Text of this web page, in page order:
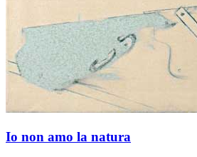
Io non amo la natura